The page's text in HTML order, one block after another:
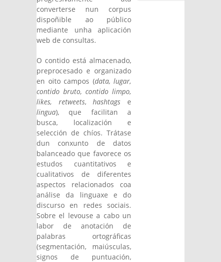
converterse nun corpus
dispoñible ao público
mediante unha aplicación
web de consultas.
O contido está almacenado,
preprocesado e organizado
en oito campos (data, lugar,
contido bruto, contido limpo,
likes, retweets,hashtags e
lingua), que facilitan a
busca, localización e
selección de chíos. Trátase
dun conxunto de datos
balanceado que favorece os
estudos cuantitativos e
cualitativos de diferentes
aspectos relacionados coa
análise da linguaxe e do
discurso en redes sociais.
Sobre el levouse a cabo un
labor de anotación de
palabras ortográficas
(segmentación, maiúsculas,
signos de puntuación,